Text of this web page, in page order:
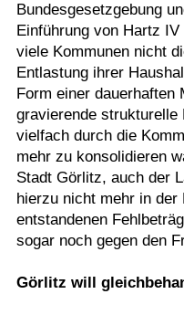
Bundesgesetzgebung
Einführung von Hartz
viele Kommunen nicht
Entlastung ihrer
Form einer dauerhaften
gravierende strukturelle
vielfach durch die
mehr zu konsolidieren
Stadt Görlitz, auch der
hierzu nicht mehr in der
entstandenen
sogar noch gegen den
Görlitz will